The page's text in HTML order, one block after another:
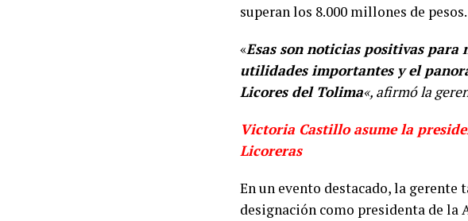
superan los 8.000 millones de pesos.
«Esas son noticias positivas para
utilidades importantes y el
Licores del Tolima«, afirmó la
Victoria Castillo asume la
Licoreras
En un evento destacado, la
designación como presidenta de la